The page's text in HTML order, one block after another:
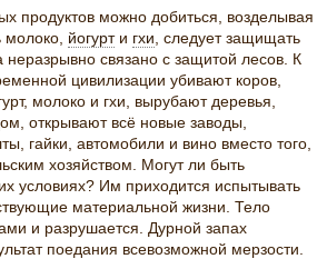
продуктов можно добиться, возделывая
йогурти гхи , следует защищать
связано с защитой лесов. К
цивилизации убивают коров,
молоко и гхи, вырубают деревья,
открывают всё новые заводы,
гайки, автомобили и вино вместо того,
хозяйством. Могут ли быть
условиях? Им приходится испытывать
материальной жизни. Тело
и разрушается. Дурной запах
поедания всевозможной мерзости.